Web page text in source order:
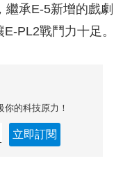
承E-5新增的戲劇
PL2戰鬥力十足。
的科技原力！
立即訂閱